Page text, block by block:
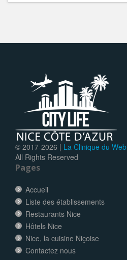
© 2017-2026 | La Clinique du Web
All Rights Reserved
Pages
Accueil
Liste des établissements
Restaurants Nice
Hôtels Nice
Nice, la cuisine Niçoise
Contactez nous